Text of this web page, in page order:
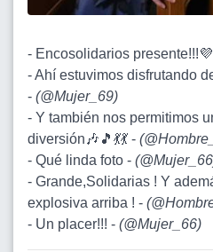
- Encosolidarios
- Ahí estuvimos disfrutando
- (@Mujer_69)
- Y también nos permitimos
diversión🎶🎵💃💃 - (
- Qué linda foto - (@Mujer_66
- Grande,Solidarias ! Y
explosiva arriba ! - (
- Un placer!!! - (@Mujer_66)